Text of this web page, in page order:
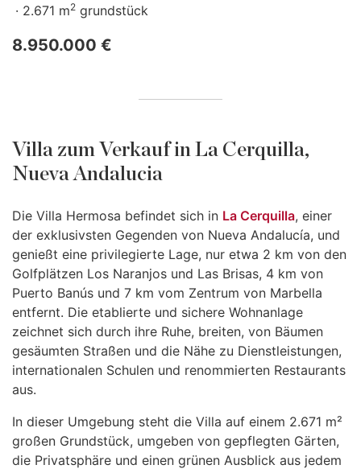
2.671 m2 grundstück
8.950.000 €
Villa zum Verkauf in La Cerquilla,
Nueva Andalucia
Die Villa Hermosa befindet sich in La Cerquilla, einer
der exklusivsten Gegenden von Nueva Andalucía, und
genießt eine privilegierte Lage, nur etwa 2 km von den
Golfplätzen Los Naranjos und Las Brisas, 4 km von
Puerto Banús und 7 km vom Zentrum von Marbella
entfernt. Die etablierte und sichere Wohnanlage
zeichnet sich durch ihre Ruhe, breiten, von Bäumen
gesäumten Straßen und die Nähe zu Dienstleistungen,
internationalen Schulen und renommierten Restaurants
aus.
In dieser Umgebung steht die Villa auf einem 2.671 m²
großen Grundstück, umgeben von gepflegten Gärten,
die Privatsphäre und einen grünen Ausblick aus jedem